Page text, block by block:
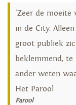
'Zeer de moeite
in de City.
groot publiek
beklemmend, te
ander weten
Het Parool
Parool